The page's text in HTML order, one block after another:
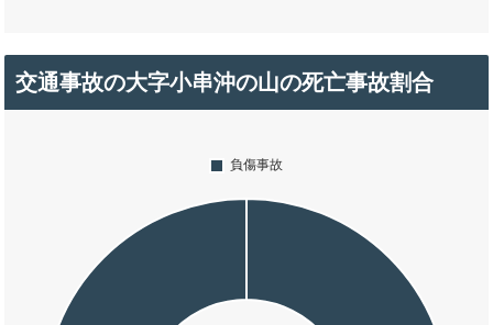
交通事故の大字小串沖の山の死亡事故割合